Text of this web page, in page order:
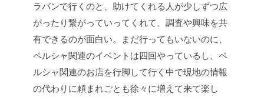
ラバンで行くのと、助けてくれる人が少しずつ広
がったり繋がっていってくれて、調査や興味を共
有できるのが面白い。まだ行ってもいないのに、
ペルシャ関連のイベントは四回やっているし、ペ
ルシャ関連のお店を行脚して行く中で現地の情報
の代わりに頼まれごとも徐々に増えて来て楽し